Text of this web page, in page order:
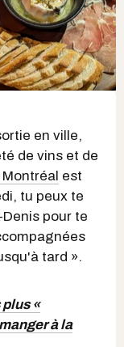
en ville,
de vins et de
Montréal est
tu peux te
pour te
tard ».
plus «
à la